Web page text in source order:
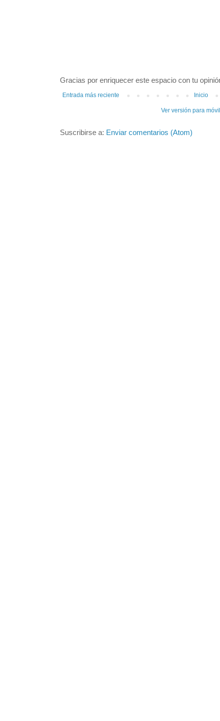
Gracias por enriquecer este espacio con tu
Entrada más reciente Inicio
Ver versión para
Suscribirse a: Enviar comentarios (Atom)